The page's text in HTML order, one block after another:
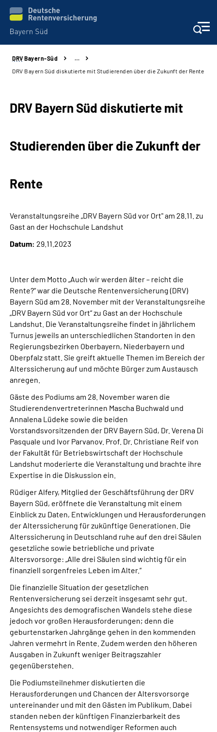
Beratung und Kontakt
Rehaverbund
Leichte Sprache
Suche
Mein Kundenportal
DRV Bayern-Süd
…
DRV Bayern Süd diskutierte mit Studierenden über die Zukunft der Rente
DRV Bayern Süd diskutierte mit
Studierenden über die Zukunft der
Rente
Veranstaltungsreihe „DRV Bayern Süd vor Ort" am 28.11. zu
Gast an der Hochschule Landshut
Datum: 29.11.2023
Unter dem Motto „Auch wir werden älter – reicht die
Rente?“ war die Deutsche Rentenversicherung (DRV)
Bayern Süd am 28. November mit der Veranstaltungsreihe
„DRV Bayern Süd vor Ort“ zu Gast an der Hochschule
Landshut. Die Veranstaltungsreihe findet in jährlichem
Turnus jeweils an unterschiedlichen Standorten in den
Regierungsbezirken Oberbayern, Niederbayern und
Oberpfalz statt. Sie greift aktuelle Themen im Bereich der
Alterssicherung auf und möchte Bürger zum Austausch
anregen.
Gäste des Podiums am 28. November waren die
Studierendenvertreterinnen Mascha Buchwald und
Annalena Lüdeke sowie die beiden
Vorstandsvorsitzenden der DRV Bayern Süd, Dr. Verena Di
Pasquale und Ivor Parvanov. Prof. Dr. Christiane Reif von
der Fakultät für Betriebswirtschaft der Hochschule
Landshut moderierte die Veranstaltung und brachte ihre
Expertise in die Diskussion ein.
Rüdiger Alfery, Mitglied der Geschäftsführung der DRV
Bayern Süd, eröffnete die Veranstaltung mit einem
Einblick zu Daten, Entwicklungen und Herausforderungen
der Alterssicherung für zukünftige Generationen. Die
Alterssicherung in Deutschland ruhe auf den drei Säulen
gesetzliche sowie betriebliche und private
Altersvorsorge: „Alle drei Säulen sind wichtig für ein
finanziell sorgenfreies Leben im Alter.“
Die finanzielle Situation der gesetzlichen
Rentenversicherung sei derzeit insgesamt sehr gut.
Angesichts des demografischen Wandels stehe diese
jedoch vor großen Herausforderungen; denn die
geburtenstarken Jahrgänge gehen in den kommenden
Jahren vermehrt in Rente. Zudem werden den höheren
Ausgaben in Zukunft weniger Beitragszahler
gegenüberstehen.
Die Podiumsteilnehmer diskutierten die
Herausforderungen und Chancen der Altersvorsorge
untereinander und mit den Gästen im Publikum. Dabei
standen neben der künftigen Finanzierbarkeit des
Rentensystems und notwendiger Reformen auch